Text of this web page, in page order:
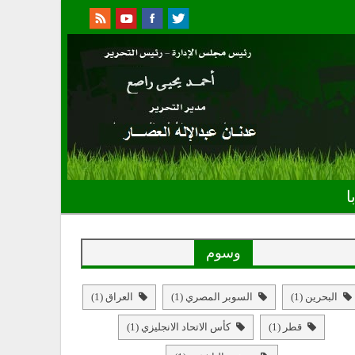
وسوم
البحرين (1) السوبر المصري (1) العراق (1)
قطر (1) كأس الاتحاد الانجليزي (1)